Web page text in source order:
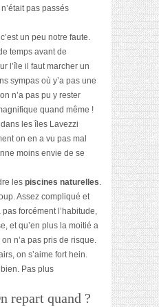
pas passés
un peu notre faute.
temps avant de
l’île il faut marcher un
sympas où y’a pas une
n’a pas pu y rester
quand même !
les îles Lavezzi
on en a vu pas mal
moins envie de se
les piscines naturelles.
Assez compliqué et
forcément l’habitude,
et qu’en plus la moitié a
n’a pas pris de risque.
on s’aime fort hein.
Pas plus
repart quand ?